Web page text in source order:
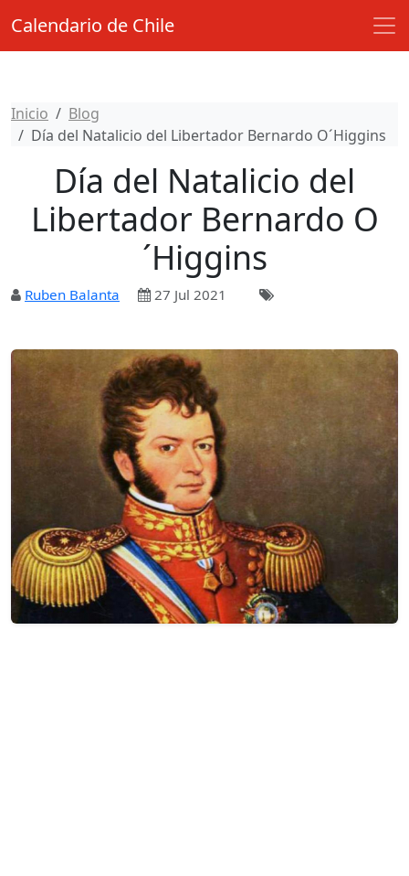
Calendario de Chile
Inicio
Blog
Día del Natalicio del Libertador Bernardo O´Higgins
Día del Natalicio del
Libertador Bernardo O
´Higgins
Ruben Balanta 27 Jul 2021